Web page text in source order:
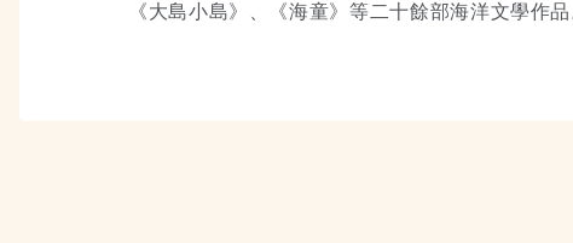
《大島小島》、《海童》等二十餘部海洋文學作